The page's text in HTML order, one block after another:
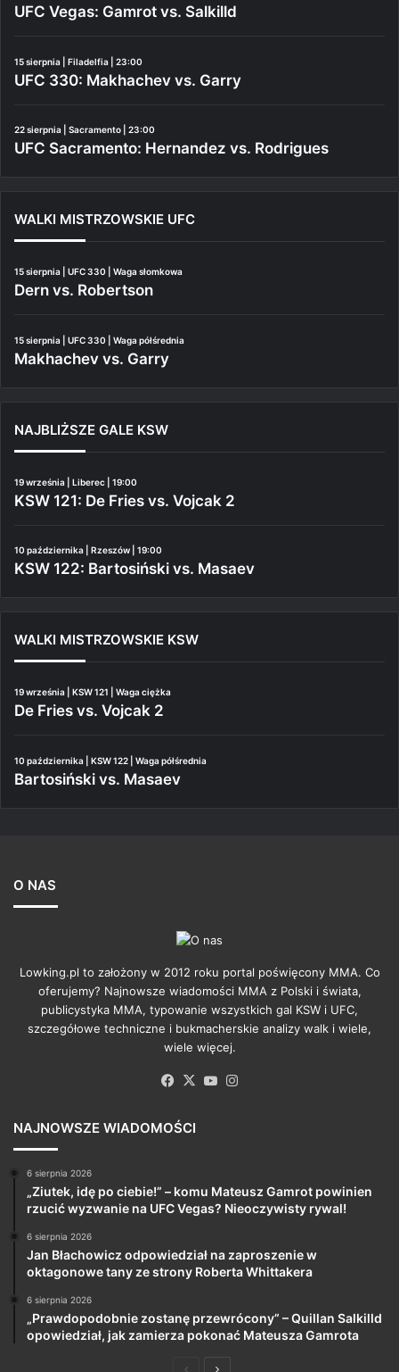
UFC Vegas: Gamrot vs. Salkilld
15 sierpnia | Filadelfia | 23:00
UFC 330: Makhachev vs. Garry
22 sierpnia | Sacramento | 23:00
UFC Sacramento: Hernandez vs. Rodrigues
WALKI MISTRZOWSKIE UFC
15 sierpnia | UFC 330 | Waga słomkowa
Dern vs. Robertson
15 sierpnia | UFC 330 | Waga półśrednia
Makhachev vs. Garry
NAJBLIŻSZE GALE KSW
19 września | Liberec | 19:00
KSW 121: De Fries vs. Vojcak 2
10 października | Rzeszów | 19:00
KSW 122: Bartosiński vs. Masaev
WALKI MISTRZOWSKIE KSW
19 września | KSW 121 | Waga ciężka
De Fries vs. Vojcak 2
10 października | KSW 122 | Waga półśrednia
Bartosiński vs. Masaev
O NAS
Lowking.pl to założony w 2012 roku portal poświęcony MMA. Co
oferujemy? Najnowsze wiadomości MMA z Polski i świata,
publicystyka MMA, typowanie wszystkich gal KSW i UFC,
szczegółowe techniczne i bukmacherskie analizy walk i wiele,
wiele więcej.
Facebook
X YouTube
NAJNOWSZE WIADOMOŚCI
6 sierpnia 2026
„Ziutek, idę po ciebie!” – komu Mateusz Gamrot powinien
rzucić wyzwanie na UFC Vegas? Nieoczywisty rywal!
6 sierpnia 2026
Jan Błachowicz odpowiedział na zaproszenie w
oktagonowe tany ze strony Roberta Whittakera
6 sierpnia 2026
„Prawdopodobnie zostanę przewrócony” – Quillan Salkilld
opowiedział, jak zamierza pokonać Mateusza Gamrota
PoprzedniaNastępna